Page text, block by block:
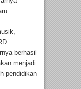
berhasil
menjadi
pendidikan